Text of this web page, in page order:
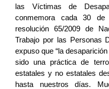
las Víctimas de
conmemora cada 30
resolución 65/2009 de
Trabajo por las Personas
expuso que “la
sido una práctica de
estatales y no estatales
hasta nuestros días.